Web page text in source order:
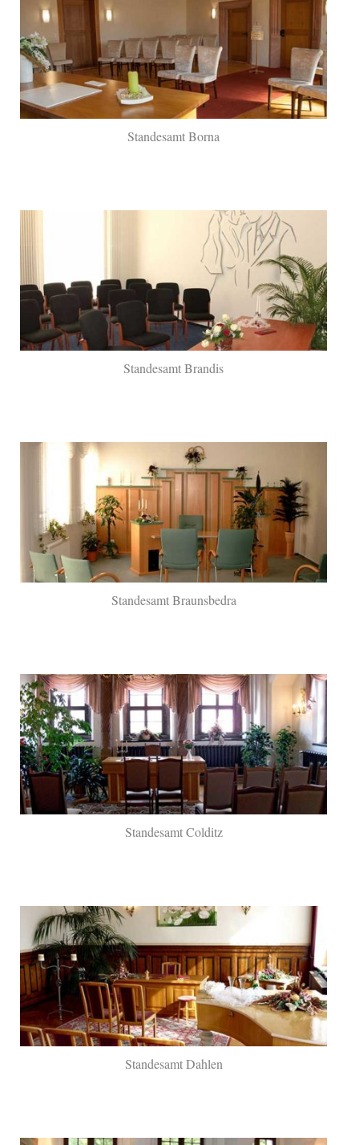
Standesamt Borna
Standesamt Brandis
Standesamt Braunsbedra
Standesamt Colditz
Standesamt Dahlen